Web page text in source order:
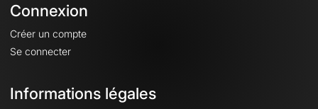
Connexion
Créer un compte
Se connecter
Informations légales